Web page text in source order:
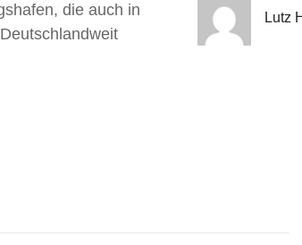
die auch in
Lutz